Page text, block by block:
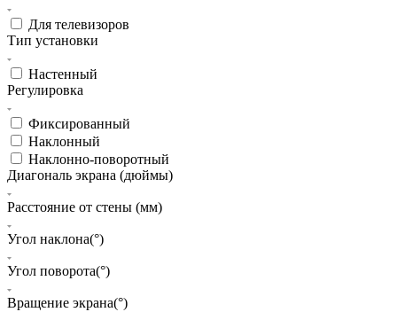
Для телевизоров
Тип установки
Настенный
Регулировка
Фиксированный
Наклонный
Наклонно-поворотный
Диагональ экрана (дюймы)
Расстояние от стены (мм)
Угол наклона(°)
Угол поворота(°)
Вращение экрана(°)